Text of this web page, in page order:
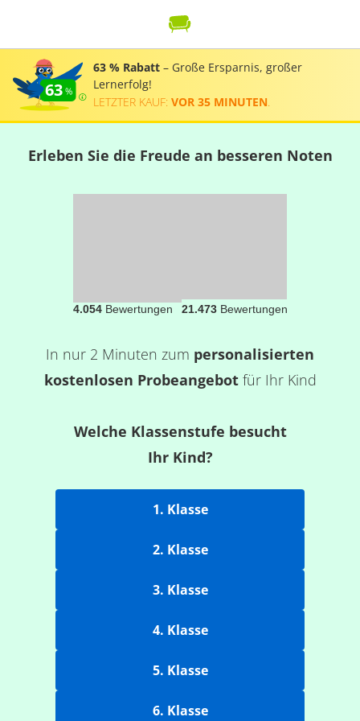
63
63 % Rabatt – Große Ersparnis, großer
Lernerfolg!
LETZTER KAUF: VOR 35 MINUTEN
Erleben Sie die Freude an besseren Noten
4.054Bewertungen 21.473Bewertungen
In nur 2 Minuten zum personalisierten
kostenlosen Probeangebotfür Ihr Kind
Welche Klassenstufe besucht
Ihr Kind?
1. Klasse
2. Klasse
3. Klasse
4. Klasse
5. Klasse
6. Klasse